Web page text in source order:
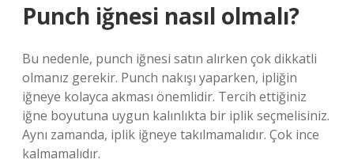
Punch iğnesi nasıl olmalı?
Bu nedenle, punch iğnesi satın alırken çok dikkatli
olmanız gerekir. Punch nakışı yaparken, ipliğin
iğneye kolayca akması önemlidir. Tercih ettiğiniz
iğne boyutuna uygun kalınlıkta bir iplik seçmelisiniz.
Aynı zamanda, iplik iğneye takılmamalıdır. Çok ince
kalmamalıdır.